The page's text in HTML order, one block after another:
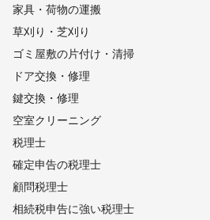
家具・荷物の運搬
草刈り・芝刈り
ゴミ屋敷の片付け・清掃
ドア交換・修理
鍵交換・修理
空室クリーニング
税理士
確定申告の税理士
顧問税理士
相続税申告に強い税理士